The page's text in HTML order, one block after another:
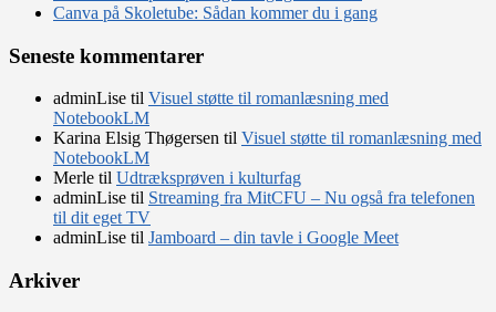
Canva på Skoletube: Sådan kommer du i gang
Seneste kommentarer
adminLise til Visuel støtte til romanlæsning med
NotebookLM
Karina Elsig Thøgersen til Visuel støtte til romanlæsning med
NotebookLM
Merle til Udtræksprøven i kulturfag
adminLise til Streaming fra MitCFU – Nu også fra telefonen
til dit eget TV
adminLise til Jamboard – din tavle i Google Meet
Arkiver